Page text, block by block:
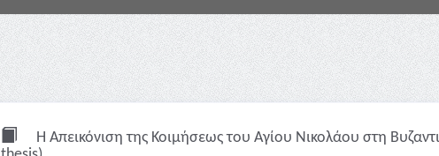
Η Απεικόνιση της Κοιμήσεως του Αγίου Νικολάου στη